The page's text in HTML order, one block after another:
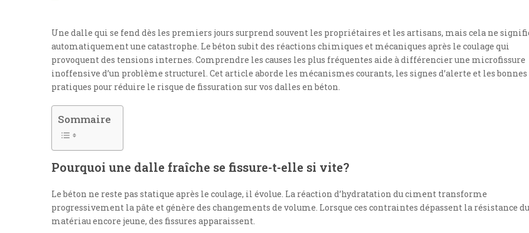
Une dalle qui se fend dès les premiers jours surprend souvent les propriétaires et les artisans, mais cela ne
automatiquement une catastrophe. Le béton subit des réactions chimiques et mécaniques après le coulage qui
provoquent des tensions internes. Comprendre les causes les plus fréquentes aide à différencier une microfissure
inoffensive d’un problème structurel. Cet article aborde les mécanismes courants, les signes d’alerte et les bonnes
pratiques pour réduire le risque de fissuration sur vos dalles en béton.
Sommaire
Pourquoi une dalle fraîche se fissure-t-elle si vite?
Le béton ne reste pas statique après le coulage, il évolue. La réaction d’hydratation du ciment transforme
progressivement la pâte et génère des changements de volume. Lorsque ces contraintes dépassent la résistance du
matériau encore jeune, des fissures apparaissent.